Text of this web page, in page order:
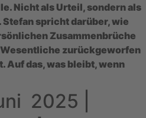
Nicht als Urteil, sondern als
spricht darüber, wie
Zusammenbrüche
zurückgeworfen
Auf das, was bleibt, wenn
2025 |